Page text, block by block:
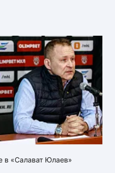
в «Салават Юлаев»